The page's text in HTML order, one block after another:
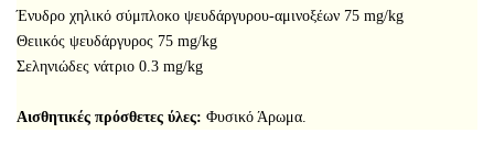
Ένυδρο χηλικό σύμπλοκο ψευδάργυρου-αμινοξέων 75 mg/kg
Θειικός ψευδάργυρος 75 mg/kg
Σεληνιώδες νάτριο 0.3 mg/kg
Αισθητικές πρόσθετες ύλες: Φυσικό Άρωμα.